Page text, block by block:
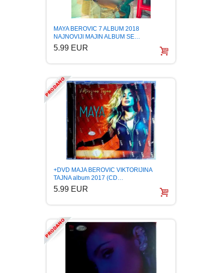
DUH I TELO
EDUKATIVNI
EROTSKI
ESEJISTIKA
FANTASTIKA
HOROR
INTERNET I RAČUNARI
KLASICI
KNJIGE ZA DECU
MAYA BEROVIC 7 ALBUM 2018
NAJNOVIJI MAJIN ALBUM SE…
5.99 EUR
+DVD MAJA BEROVIC VIKTORIJINA
TAJNA album 2017 (CD…
5.99 EUR